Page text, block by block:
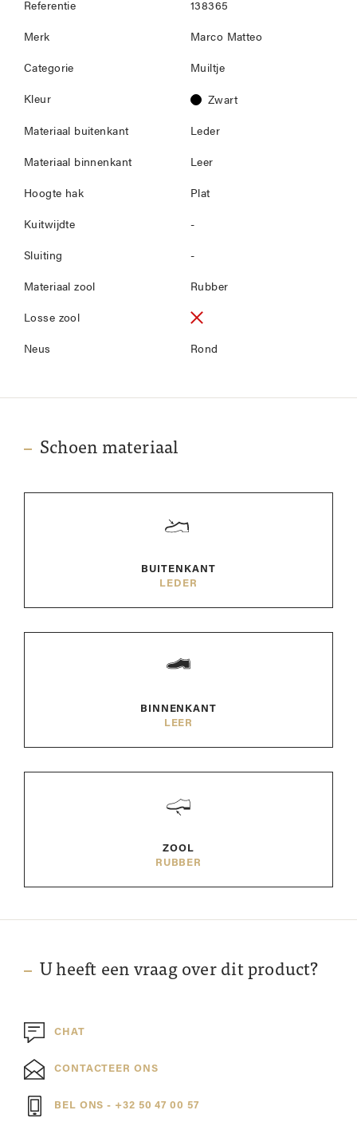
Referentie 138365
Merk Marco Matteo
Categorie Muiltje
Kleur Zwart
Materiaal buitenkant Leder
Materiaal binnenkant Leer
Hoogte hak Plat
Kuitwijdte -
Sluiting -
Materiaal zool Rubber
Losse zool
Neus Rond
Schoen materiaal
BUITENKANT
LEDER
BINNENKANT
LEER
ZOOL
RUBBER
U heeft een vraag over dit product?
CHAT
CONTACTEER ONS
BEL ONS - +32 50 47 00 57